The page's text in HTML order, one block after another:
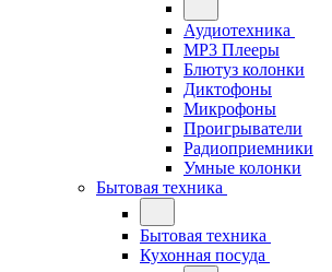
Аудиотехника
MP3 Плееры
Блютуз колонки
Диктофоны
Микрофоны
Проигрыватели
Радиоприемники
Умные колонки
Бытовая техника
Бытовая техника
Кухонная посуда